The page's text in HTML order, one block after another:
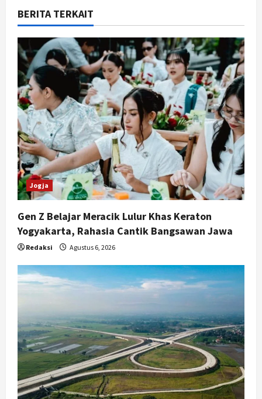
v
i
g
a
t
i
o
n
BERITA TERKAIT
Jogja
Gen Z Belajar Meracik Lulur Khas Keraton
Yogyakarta, Rahasia Cantik Bangsawan Jawa
Redaksi Agustus 6, 2026